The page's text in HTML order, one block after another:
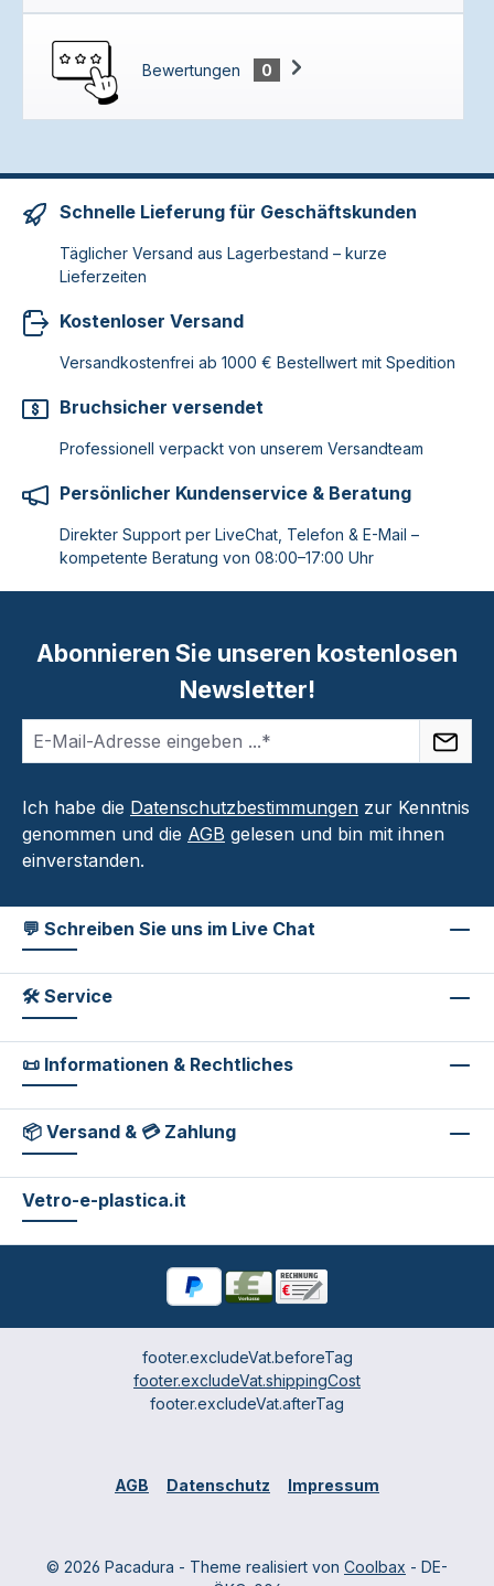
Bewertungen 0
Schnelle Lieferung für Geschäftskunden
Täglicher Versand aus Lagerbestand – kurze
Lieferzeiten
Kostenloser Versand
Versandkostenfrei ab 1000 € Bestellwert mit Spedition
Bruchsicher versendet
Professionell verpackt von unserem Versandteam
Persönlicher Kundenservice & Beratung
Direkter Support per LiveChat, Telefon & E-Mail –
kompetente Beratung von 08:00–17:00 Uhr
Abonnieren Sie unseren kostenlosen
Newsletter!
Ich habe die Datenschutzbestimmungen zur Kenntnis
genommen und die AGB gelesen und bin mit ihnen
einverstanden.
💬 Schreiben Sie uns im Live Chat
🛠 Service
📜 Informationen & Rechtliches
📦 Versand & 💳 Zahlung
Vetro-e-plastica.it
footer.excludeVat.beforeTag
footer.excludeVat.shippingCost
footer.excludeVat.afterTag
AGB Datenschutz Impressum
© 2026 Pacadura - Theme realisiert von Coolbax - DE-